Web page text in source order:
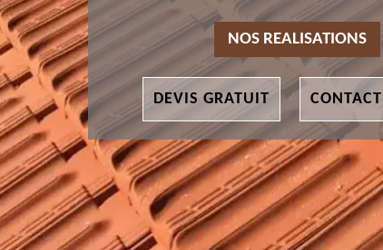
NOS REALISATIONS
DEVIS GRATUIT